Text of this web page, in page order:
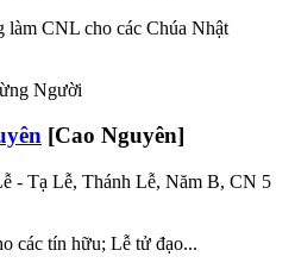
CNL cho các Chúa Nhật
Người
[Cao Nguyên]
- Tạ Lễ, Thánh Lễ, Năm B, CN 5
các tín hữu; Lễ tử đạo...